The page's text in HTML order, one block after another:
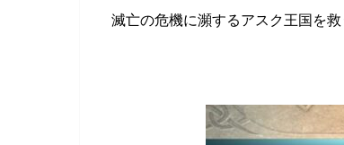
滅亡の危機に瀕するアスク王国を救